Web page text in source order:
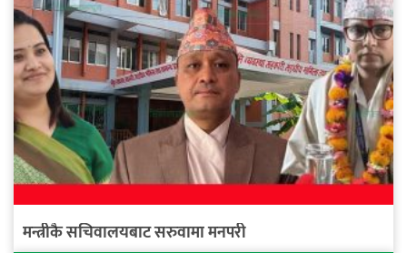
मन्त्रीकै सचिवालयबाट सरुवामा मनपरी